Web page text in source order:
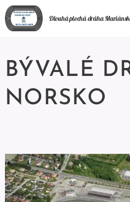
Dlouhá plochádráha
BÝVALÉ
NORSKO